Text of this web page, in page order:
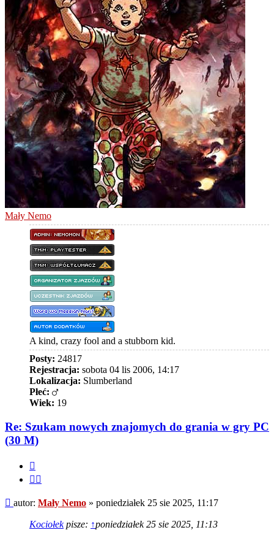
Mały Nemo
A kind, crazy fool and a stubborn kid.
Posty: 24817
Rejestracja: sobota 04 lis 2006, 14:17
Lokalizacja: Slumberland
Płeć:
Wiek: 19
Re: Szukam nowych znajomych do grania w gry PC
(30 M)
Post
autor: Mały Nemo » poniedziałek 25 sie 2025, 11:17
Kociołekpisze: ↑poniedziałek 25 sie 2025, 11:13